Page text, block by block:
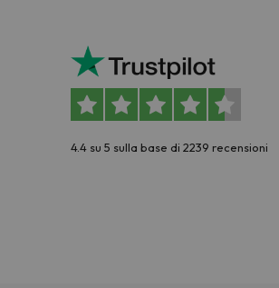
4.4 su 5 sulla base di 2239 recensioni